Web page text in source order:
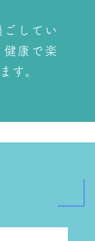
してい
康で楽
す。